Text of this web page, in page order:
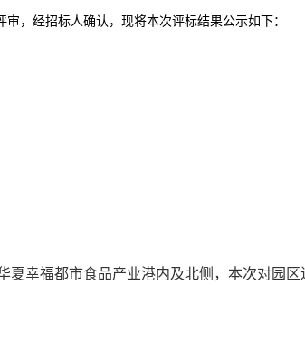
，经招标人确认，现将本次评标结果公示如下：
幸福都市食品产业港内及北侧，本次对园